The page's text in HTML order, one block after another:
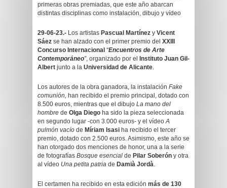
primeras obras premiadas, que este año abarcan
distintas disciplinas como instalación, dibujo y vídeo
29-06-23.- Los artistas Pascual Martínez y Vicent
Sáez se han alzado con el primer premio del XXIII
Concurso Internacional “Encuentros de Arte
Contemporáneo”, organizado por el
Instituto Juan Gil-
Albert junto a la Universidad de Alicante.
Los autores de la obra ganadora, la instalación Fake
comunión, han recibido el premio principal, dotado con
8.500 euros, mientras que el dibujo La mano del
hombre de Olga Diego ha sido la pieza seleccionada
en segundo lugar -con 3.000 euros- y el vídeoA
pulmón vacío de Míriam Isasi ha recibido el tercer
premio, dotado con 2.500 euros. Asimismo, este año se
han otorgado dos menciones de honor, una a la serie
de fotografías Bosque esencial de Pilar Soberón y otra
al vídeo Una petita patria de Damià Jordà.
El certamen ha recibido en esta edición más de 130